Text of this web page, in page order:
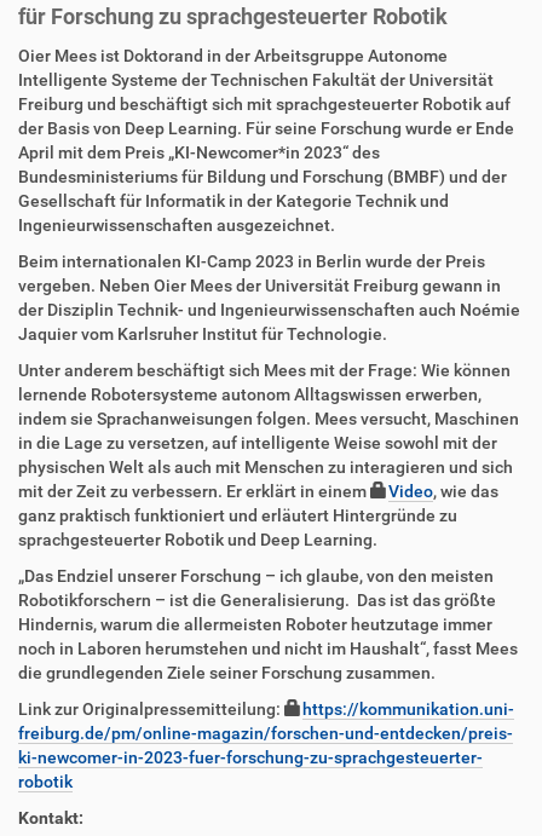
für Forschung zu sprachgesteuerter Robotik
Oier Mees ist Doktorand in der Arbeitsgruppe Autonome
Intelligente Systeme der Technischen Fakultät der Universität
Freiburg und beschäftigt sich mit sprachgesteuerter Robotik auf
der Basis von Deep Learning. Für seine Forschung wurde er Ende
April mit dem Preis „KI-Newcomer*in 2023“ des
Bundesministeriums für Bildung und Forschung (BMBF) und der
Gesellschaft für Informatik in der Kategorie Technik und
Ingenieurwissenschaften ausgezeichnet.
Beim internationalen KI-Camp 2023 in Berlin wurde der Preis
vergeben. Neben Oier Mees der Universität Freiburg gewann in
der Disziplin Technik- und Ingenieurwissenschaften auch Noémie
Jaquier vom Karlsruher Institut für Technologie.
Unter anderem beschäftigt sich Mees mit der Frage: Wie können
lernende Robotersysteme autonom Alltagswissen erwerben,
indem sie Sprachanweisungen folgen. Mees versucht, Maschinen
in die Lage zu versetzen, auf intelligente Weise sowohl mit der
physischen Welt als auch mit Menschen zu interagieren und sich
mit der Zeit zu verbessern. Er erklärt in einem
Video, wie das
ganz praktisch funktioniert und erläutert Hintergründe zu
sprachgesteuerter Robotik und Deep Learning.
„Das Endziel unserer Forschung – ich glaube, von den meisten
Robotikforschern – ist die Generalisierung. Das ist das größte
Hindernis, warum die allermeisten Roboter heutzutage immer
noch in Laboren herumstehen und nicht im Haushalt“, fasst Mees
die grundlegenden Ziele seiner Forschung zusammen.
Link zur Originalpressemitteilung:
https://kommunikation.uni-
freiburg.de/pm/online-magazin/forschen-und-entdecken/preis-
ki-newcomer-in-2023-fuer-forschung-zu-sprachgesteuerter-
robotik
Kontakt: